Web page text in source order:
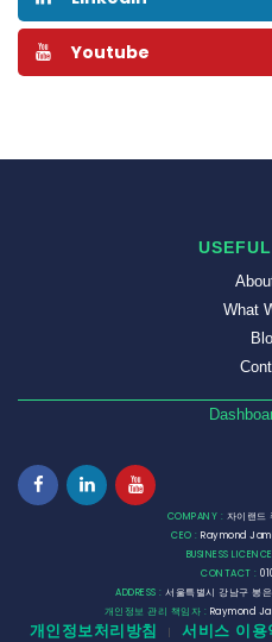
Youtube
What
COMPANY : 자이랜드
CEO : Raymond
BUSINESS
CONTACT :
ADDRESS : 서울특별시 강남구 봉
개인정보 관리 책임자 : Raymond
개인정보처리방침 서비스 이용